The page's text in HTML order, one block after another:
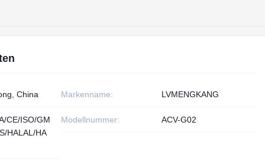
China Markenname: LVMENGKANG
CE/ISO/GM
HALAL/HA
Modellnummer: ACV-G02